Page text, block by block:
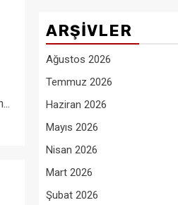
ARŞIVLER
Ağustos 2026
Temmuz 2026
Haziran 2026
Mayıs 2026
Nisan 2026
Mart 2026
Şubat 2026